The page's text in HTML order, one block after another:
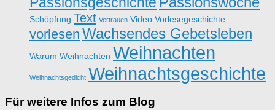
Schöpfung Text Vertrauen Video Vorlesegeschichte
vorlesen Wachsendes Gebetsleben
Warum Weihnachten Weihnachten
Weihnachtsgedicht Weihnachtsgeschichte
Für weitere Infos zum Blog